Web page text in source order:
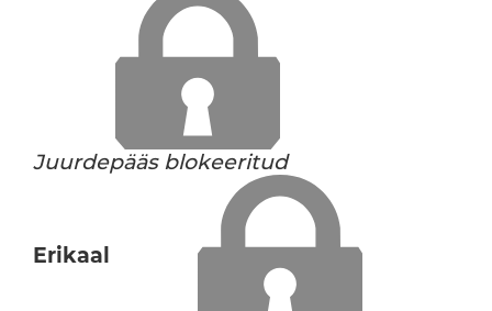
Juurdepääs blokeeritud
Erikaal